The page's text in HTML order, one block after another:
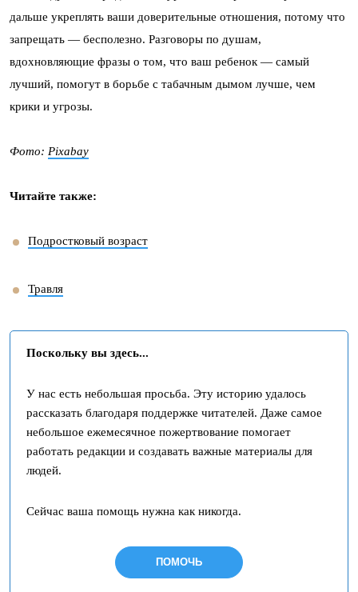
дальше укреплять ваши доверительные отношения, потому что
запрещать — бесполезно. Разговоры по душам,
вдохновляющие фразы о том, что ваш ребенок — самый
лучший, помогут в борьбе с табачным дымом лучше, чем
крики и угрозы.
Фото: Pixabay
Читайте также:
Подростковый возраст
Травля
Поскольку вы здесь...
У нас есть небольшая просьба. Эту историю удалось
рассказать благодаря поддержке читателей. Даже самое
небольшое ежемесячное пожертвование помогает
работать редакции и создавать важные материалы для
людей.
Сейчас ваша помощь нужна как никогда.
ПОМОЧЬ